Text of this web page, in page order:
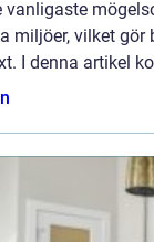
vanligaste
miljöer, vilket
I denna artikel